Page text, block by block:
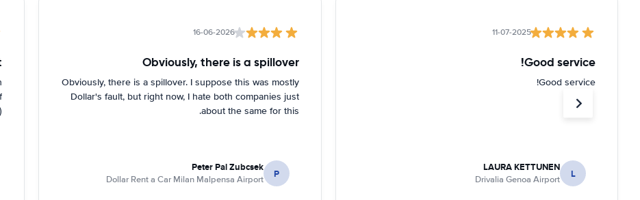
11-07-2025
Good service!
Good service!
L
LAURA KETTUNEN
Drivalia Genoa Airport
16-06-2026
Obviously, there is a spillover
Obviously, there is a spillover. I suppose this was mostly
Dollar's fault, but right now, I hate both companies just
about the same for this.
P
Peter Pal Zubcsek
Dollar Rent a Car Milan Malpensa Airport